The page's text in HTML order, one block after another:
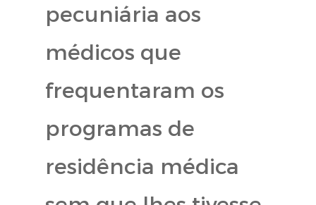
pecuniária aos
médicos que
frequentaram os
programas de
residência médica